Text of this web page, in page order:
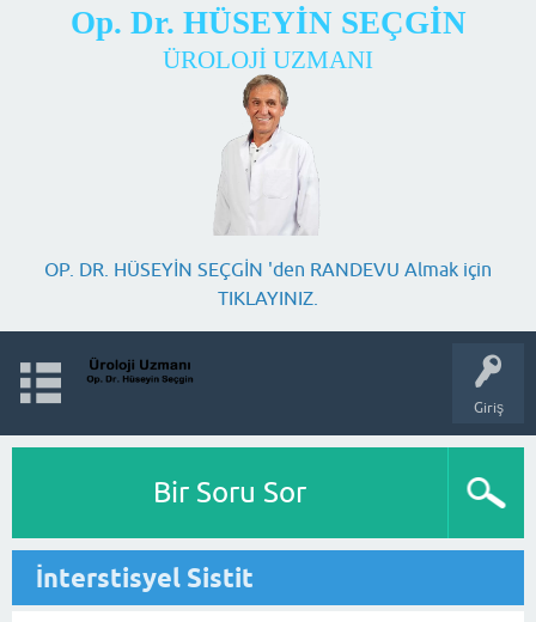
Op. Dr. HÜSEYİN SEÇGİN
ÜROLOJİ UZMANI
OP. DR. HÜSEYİN SEÇGİN 'den RANDEVU Almak için
TIKLAYINIZ.
Giriş
Bir Soru Sor
İnterstisyel Sistit